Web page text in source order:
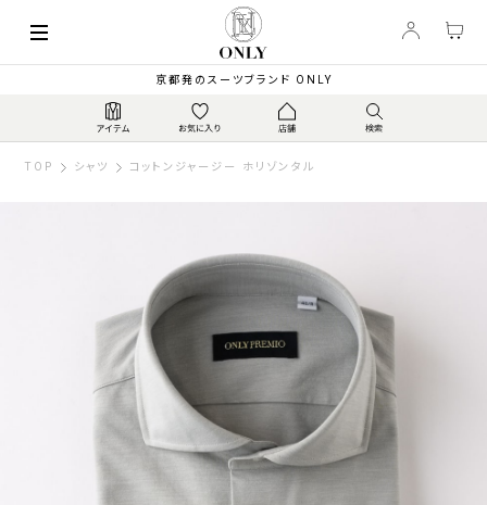
京都発のスーツブランド ONLY
TOP シャツ コットンジャージー ホリゾンタル